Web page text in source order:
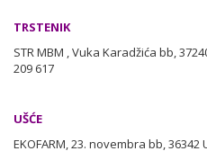
TRSTENIK
STR MBM , Vuka Karadžića bb,
209 617
UŠĆE
EKOFARM, 23. novembra bb, 36342